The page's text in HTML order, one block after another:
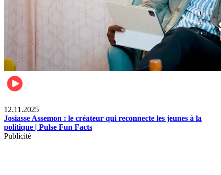
12.11.2025
Josiasse Assemon : le créateur qui reconnecte les jeunes à la
politique | Pulse Fun Facts
Publicité